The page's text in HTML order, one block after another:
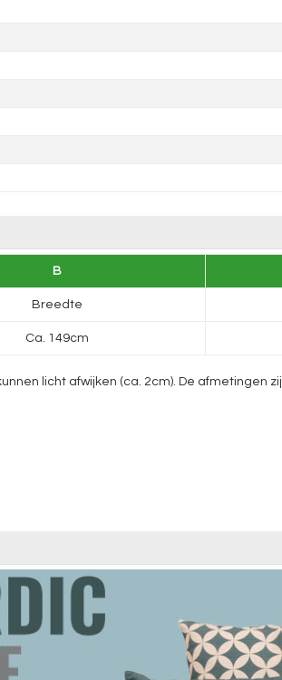
B
Breedte
Ca. 149cm
licht afwijken (ca. 2cm). De afmetingen